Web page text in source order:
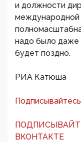
и должности
международной
надо было даже
будет поздно.
РИА Катюша
ВКОНТАКТЕ